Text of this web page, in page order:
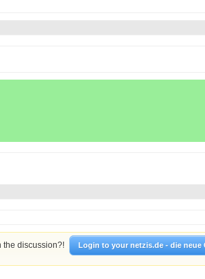
the discussion?! Login to your netzis.de - die